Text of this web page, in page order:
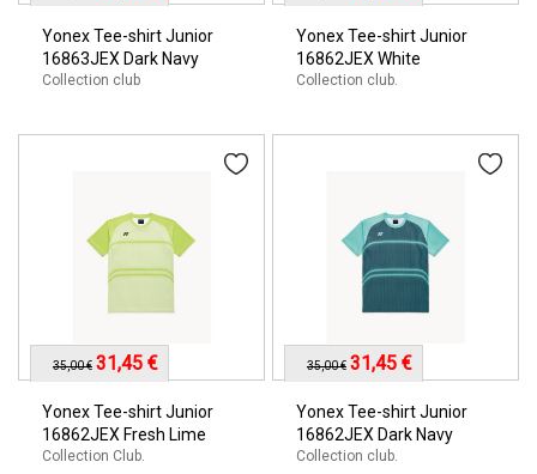
Yonex Tee-shirt Junior
16863JEX Dark Navy
Collection club
Yonex Tee-shirt Junior
16862JEX White
Collection club.
Yonex Tee-shirt Junior
16862JEX Fresh Lime
Collection Club.
35,00 € 31,45 €
Yonex Tee-shirt Junior
16862JEX Dark Navy
Collection club.
35,00 € 31,45 €